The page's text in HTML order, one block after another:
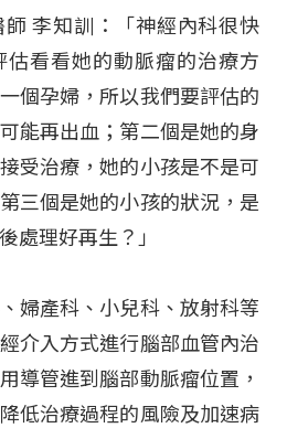
李知訓：「神經內科很快
估看看她的動脈瘤的治療方
個孕婦，所以我們要評估的
能再出血；第二個是她的身
受治療，她的小孩是不是可
三個是她的小孩的狀況，是
處理好再生？」
婦產科、小兒科、放射科等
介入方式進行腦部血管內治
導管進到腦部動脈瘤位置，
低治療過程的風險及加速病